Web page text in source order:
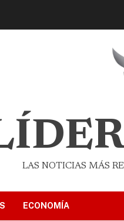
LAS NOTICIAS MÁS
ECONOMÍA